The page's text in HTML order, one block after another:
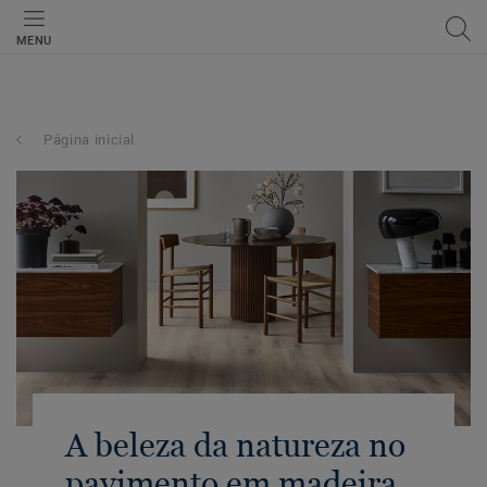
MENU
Página inicial
A beleza da natureza no